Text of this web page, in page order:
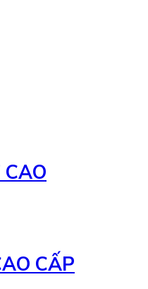
CẤP